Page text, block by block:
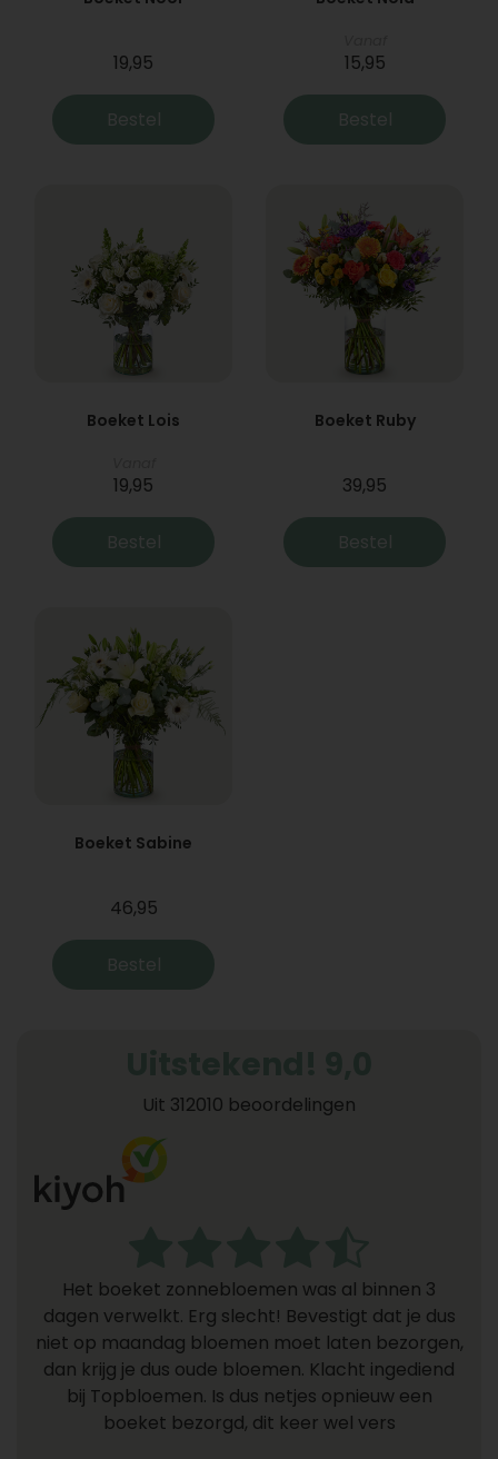
19,95
Bestel
15,95
Bestel
Boeket Lois
19,95
Bestel
Boeket Ruby
39,95
Bestel
Boeket Sabine
46,95
Bestel
Uit 312010 beoordelingen
Het boeket zonnebloemen was al binnen 3
dagen verwelkt. Erg slecht! Bevestigt dat je dus
niet op maandag bloemen moet laten bezorgen,
dan krijg je dus oude bloemen. Klacht ingediend
bij Topbloemen. Is dus netjes opnieuw een
boeket bezorgd, dit keer wel vers